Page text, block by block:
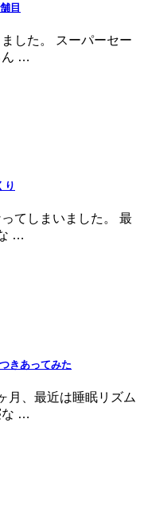
目
した。 スーパーセー
ん …
り
てしまいました。 最
…
きあってみた
月、最近は睡眠リズム
な …